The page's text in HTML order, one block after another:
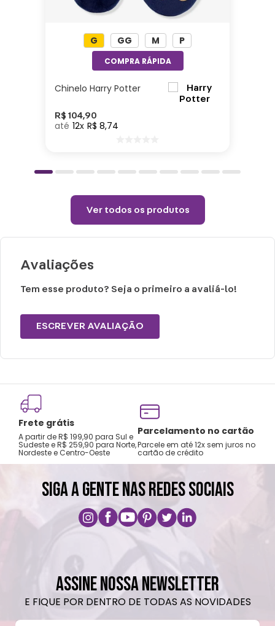
bolsa te acompanha em todas as suas
Altura: 14cm| Largura: 23cm| Comprimento:
6cm|Material: Plástico
Lavagem manual.
Não secar em tambor.
Não passar.
Não lavar a seco.
Chinelo Harry Potter
R$ 104,90
12 R$ 8,74
G GG M P
Ver todos os produtos
Avaliações
Tem esse produto? Seja o primeiro a avaliá-lo!
ESCREVER AVALIAÇÃO
Frete grátis
A partir de R$ 199,90 para Sul e
Sudeste e R$ 259,90 para Norte,
Nordeste e Centro-Oeste
Parcelamento no cartão
Parcele em até 12x sem juros no
cartão de crédito
SIGA A GENTE NAS REDES SOCIAIS
ASSINE NOSSA NEWSLETTER
E FIQUE POR DENTRO DE TODAS AS NOVIDADES